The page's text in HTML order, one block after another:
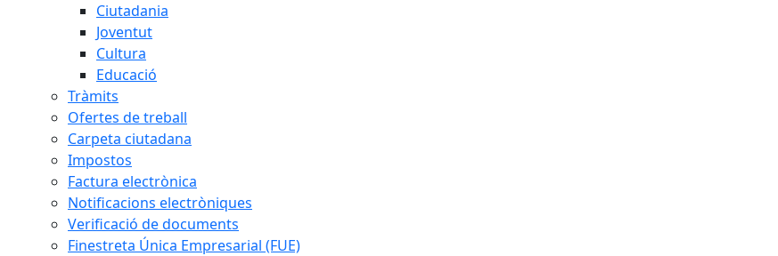
Ciutadania
Joventut
Cultura
Educació
Tràmits
Ofertes de treball
Carpeta ciutadana
Impostos
Factura electrònica
Notificacions electròniques
Verificació de documents
Finestreta Única Empresarial (FUE)